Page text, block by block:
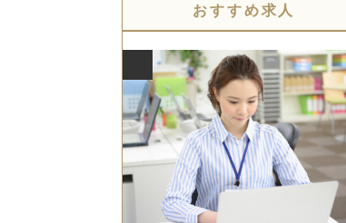
おすすめ求人